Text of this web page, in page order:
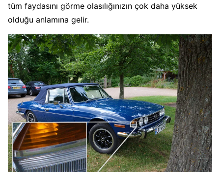
tüm faydasını görme olasılığınızın çok daha yüksek
olduğu anlamına gelir.